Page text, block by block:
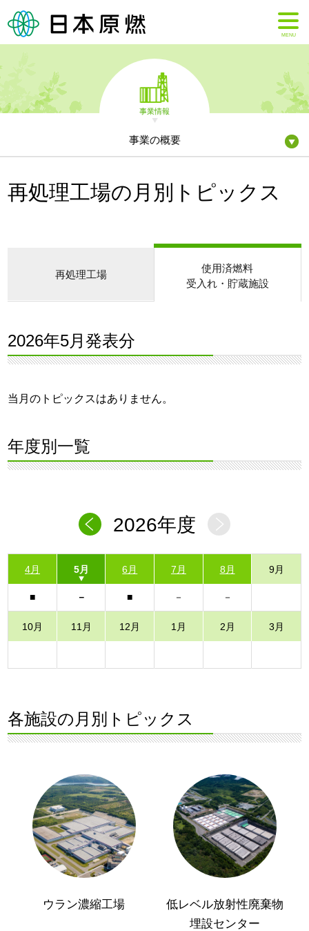
MENU
事業情報
事業の概要
再処理工場の月別トピックス
再処理工場
使用済燃料
受入れ・貯蔵施設
2026年5月発表分
当月のトピックスはありません。
年度別一覧
2026年度
4月 5月 6月 7月 8月 9月
10月 11月 12月 1月 2月 3月
各施設の月別トピックス
ウラン濃縮工場
低レベル放射性廃棄物
埋設センター